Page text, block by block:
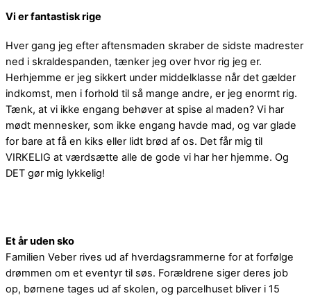
Vi er fantastisk rige
Hver gang jeg efter aftensmaden skraber de sidste madrester
ned i skraldespanden, tænker jeg over hvor rig jeg er.
Herhjemme er jeg sikkert under middelklasse når det gælder
indkomst, men i forhold til så mange andre, er jeg enormt rig.
Tænk, at vi ikke engang behøver at spise al maden? Vi har
mødt mennesker, som ikke engang havde mad, og var glade
for bare at få en kiks eller lidt brød af os. Det får mig til
VIRKELIG at værdsætte alle de gode vi har her hjemme. Og
DET gør mig lykkelig!
Et år uden sko
Familien Veber rives ud af hverdagsrammerne for at forfølge
drømmen om et eventyr til søs. Forældrene siger deres job
op, børnene tages ud af skolen, og parcelhuset bliver i 15